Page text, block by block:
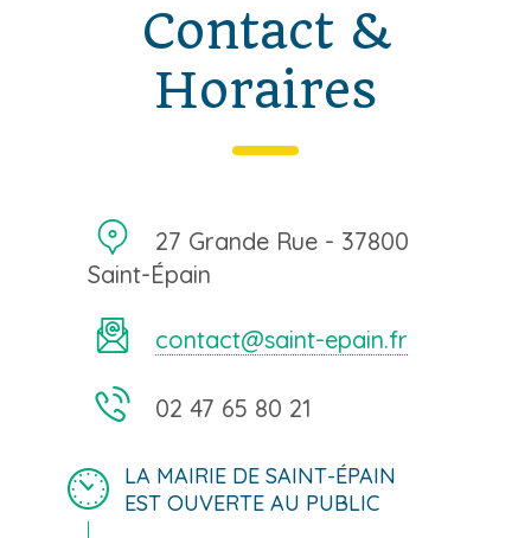
Contact &
Horaires
27 Grande Rue - 37800
Saint-Épain
contact@saint-epain.fr
02 47 65 80 21
LA MAIRIE DE SAINT-ÉPAIN
EST OUVERTE AU PUBLIC